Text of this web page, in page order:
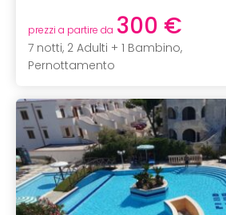
prezzi a partire da 300 €
7 notti, 2 Adulti + 1 Bambino,
Pernottamento